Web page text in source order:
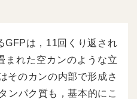
GFPは，11回くり返され
まれた空カンのような立
そのカンの内部で形成さ
ンパク質も，基本的にこ